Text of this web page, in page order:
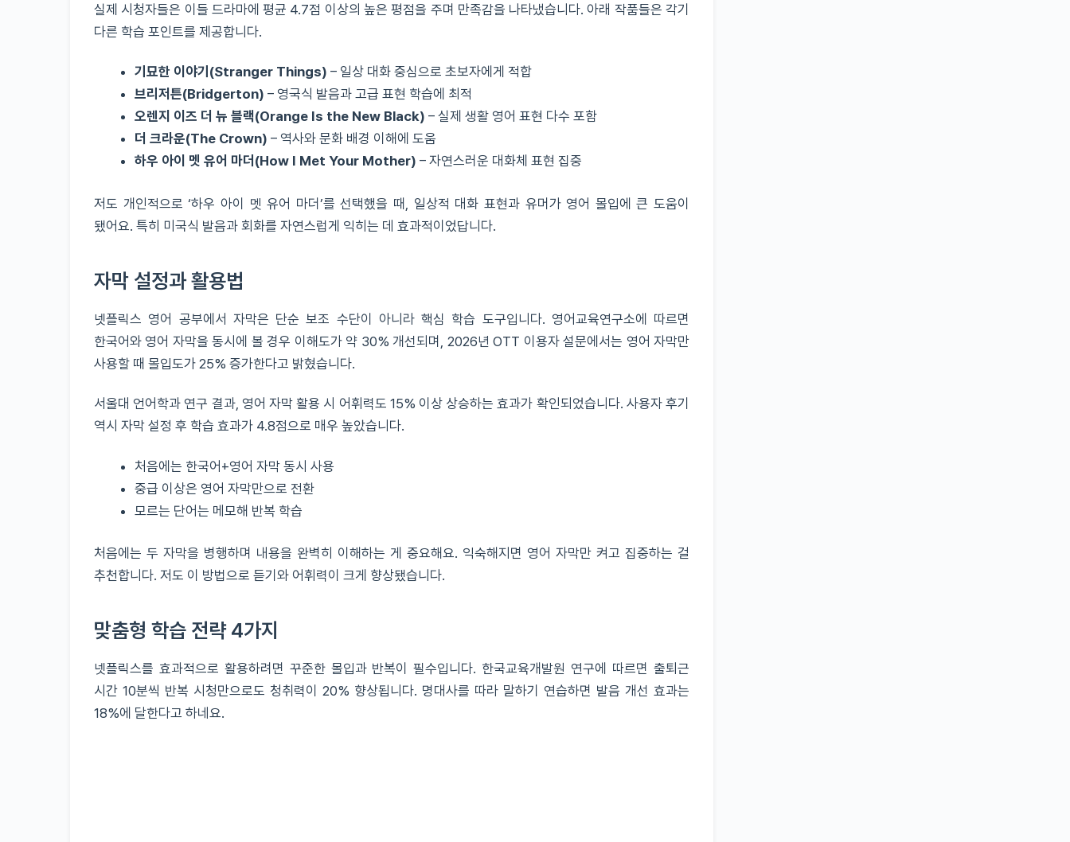
실제 시청자들은 이들 드라마에 평균 4.7점 이상의 높은 평점을 주며 만족감을 나타냈습니다. 아래 작품들은 각기
다른 학습 포인트를 제공합니다.
기묘한 이야기(Stranger Things) – 일상 대화 중심으로 초보자에게 적합
브리저튼(Bridgerton) – 영국식 발음과 고급 표현 학습에 최적
오렌지 이즈 더 뉴 블랙(Orange Is the New Black) – 실제 생활 영어 표현 다수 포함
더 크라운(The Crown) – 역사와 문화 배경 이해에 도움
하우 아이 멧 유어 마더(How I Met Your Mother) – 자연스러운 대화체 표현 집중
저도 개인적으로 ‘하우 아이 멧 유어 마더’를 선택했을 때, 일상적 대화 표현과 유머가 영어 몰입에 큰 도움이
됐어요. 특히 미국식 발음과 회화를 자연스럽게 익히는 데 효과적이었답니다.
자막 설정과 활용법
넷플릭스 영어 공부에서 자막은 단순 보조 수단이 아니라 핵심 학습 도구입니다. 영어교육연구소에 따르면
한국어와 영어 자막을 동시에 볼 경우 이해도가 약 30% 개선되며, 2026년 OTT 이용자 설문에서는 영어 자막만
사용할 때 몰입도가 25% 증가한다고 밝혔습니다.
서울대 언어학과 연구 결과, 영어 자막 활용 시 어휘력도 15% 이상 상승하는 효과가 확인되었습니다. 사용자 후기
역시 자막 설정 후 학습 효과가 4.8점으로 매우 높았습니다.
처음에는 한국어+영어 자막 동시 사용
중급 이상은 영어 자막만으로 전환
모르는 단어는 메모해 반복 학습
처음에는 두 자막을 병행하며 내용을 완벽히 이해하는 게 중요해요. 익숙해지면 영어 자막만 켜고 집중하는 걸
추천합니다. 저도 이 방법으로 듣기와 어휘력이 크게 향상됐습니다.
맞춤형 학습 전략 4가지
넷플릭스를 효과적으로 활용하려면 꾸준한 몰입과 반복이 필수입니다. 한국교육개발원 연구에 따르면 출퇴근
시간 10분씩 반복 시청만으로도 청취력이 20% 향상됩니다. 명대사를 따라 말하기 연습하면 발음 개선 효과는
18%에 달한다고 하네요.